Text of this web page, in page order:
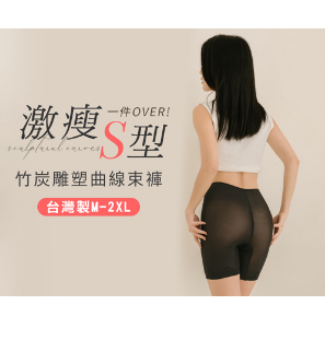
後，可選擇「超商條碼／台灣大直營門市／銀行轉
」等通路繳費。
大股份有限公司」（以下簡稱本公司）所提供，讓
服務購買商品或服務，並由商店將買賣／分期付款
後，依約使用本公司帳單繳交帳款。
哥付你分期」之契約關係目的，商店將以您的個人
地址）提供予台灣大哥大進項蒐集、處理及利用，
期帳單所需資料之確認、核對及更正。
閱以下連結：
https://oppay.tw/userRule
帳流程】
先享後付」後，將跳轉至「AFTEE先享後付」
並確認金額後，即可完成結帳。
將收到繳費通知簡訊。
14天內，點擊此簡訊中的連結，可透過四大超商／
方式進行付款，方視為交易完成。
當下不需立刻繳費，但若您需要取消訂單，請聯絡
家同意取消之訂單仍視為有效，需透過AFTEE先享
先享後付 」之結帳頁面顯示為準，若有關於
取消欲退款等相關疑問，請聯繫「AFTEE先享後付
support/home
限公司提供之「AFTEE先享後付」服務完成之交
含以上)免運費
含以上)免運費
含以上)免運費